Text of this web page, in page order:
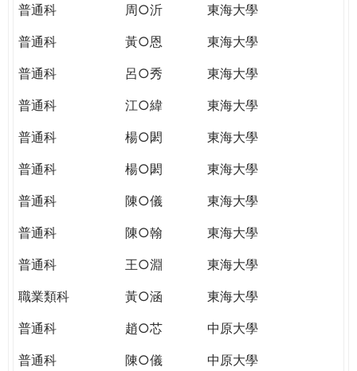
普通科
周○沂
東海大學
普通科
黃○恩
東海大學
普通科
呂○秀
東海大學
普通科
江○緯
東海大學
普通科
楊○閎
東海大學
普通科
楊○閎
東海大學
普通科
陳○儀
東海大學
普通科
陳○翰
東海大學
普通科
王○淵
東海大學
職業類科
黃○涵
東海大學
普通科
趙○芯
中原大學
普通科
陳○儀
中原大學